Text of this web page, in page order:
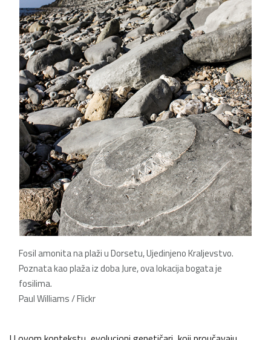
Fosil amonita na plaži u Dorsetu, Ujedinjeno Kraljevstvo.
Poznata kao plaža iz doba Jure, ova lokacija bogata je
fosilima.
Paul Williams / Flickr